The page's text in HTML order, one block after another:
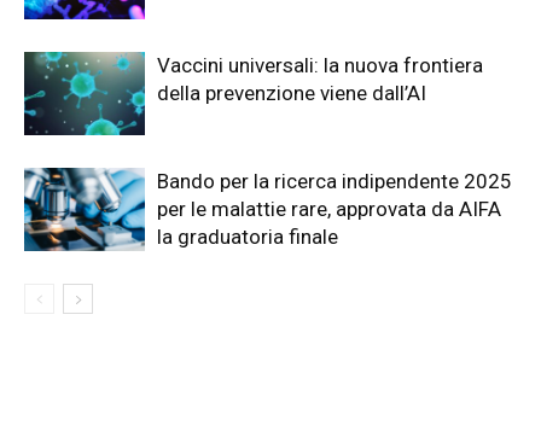
Vaccini universali: la nuova frontiera
della prevenzione viene dall’AI
Bando per la ricerca indipendente 2025
per le malattie rare, approvata da AIFA
la graduatoria finale